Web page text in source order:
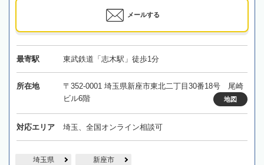
メールする
最寄駅 東武鉄道「志木駅」徒歩1分
所在地
〒352-0001 埼玉県新座市東北二丁目30番18号 尾崎
ビル6階
地図
対応エリア 埼玉、全国オンライン相談可
埼玉県 新座市